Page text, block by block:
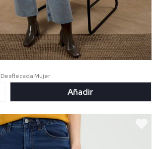
Mujer
Añadir